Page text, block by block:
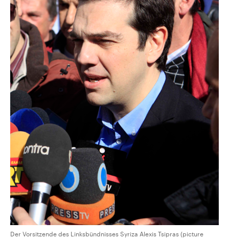
Der Vorsitzende des Linksbündnisses Syriza Alexis Tsipras (picture